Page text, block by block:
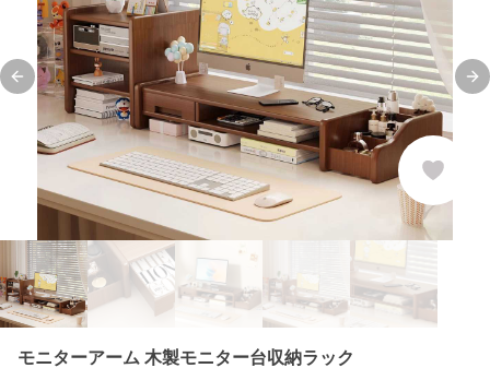
Previous slide
モニターアーム 木製モニター台収納ラック